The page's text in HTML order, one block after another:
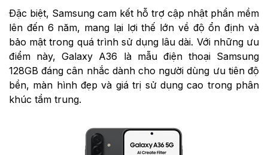
Đặc biệt, Samsung cam kết hỗ trợ cập nhật phần mềm
lên đến 6 năm, mang lại lợi thế lớn về độ ổn định và
bảo mật trong quá trình sử dụng lâu dài. Với những ưu
điểm này, Galaxy A36 là mẫu điện thoại Samsung
128GB đáng cân nhắc dành cho người dùng ưu tiên độ
bền, màn hình đẹp và giá trị sử dụng cao trong phân
khúc tầm trung.